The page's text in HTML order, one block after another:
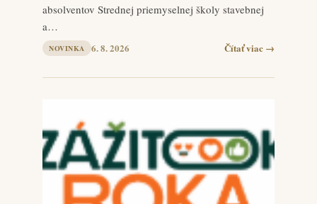
absolventov Strednej priemyselnej školy stavebnej
a…
NOVINKA 6. 8. 2026 Čítať viac →